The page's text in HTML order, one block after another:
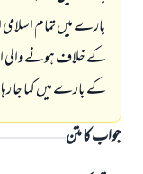
بارے میں تمام
کے خلاف ہونے والی
کے بارے میں کہا جا
جواب کا متن